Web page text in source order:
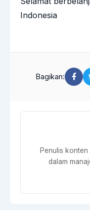
Indonesia
Bagikan:
Penulis
dalam